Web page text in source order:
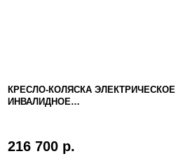
КРЕСЛО-КОЛЯСКА ЭЛЕКТРИЧЕСКОЕ
ИНВАЛИДНОЕ
216 700 р.